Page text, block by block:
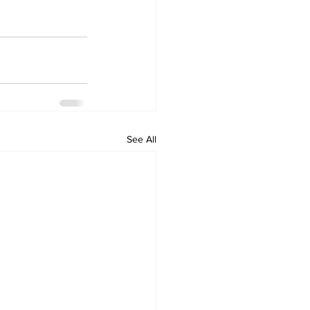
See All